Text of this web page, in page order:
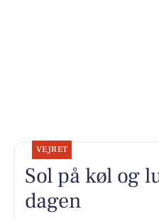
VEJRET
Sol på køl og
dagen